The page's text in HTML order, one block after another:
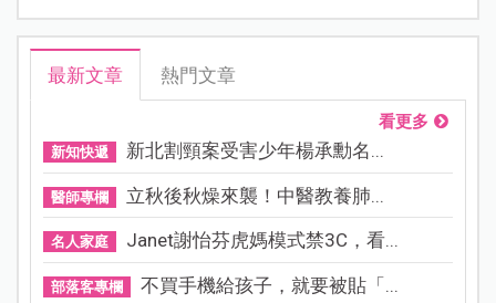
最新文章 熱門文章
看更多
新知快遞 新北割頸案受害少年楊承勳名...
醫師專欄 立秋後秋燥來襲！中醫教養肺...
名人家庭 Janet謝怡芬虎媽模式禁3C，看...
部落客專欄 不買手機給孩子，就要被貼「...